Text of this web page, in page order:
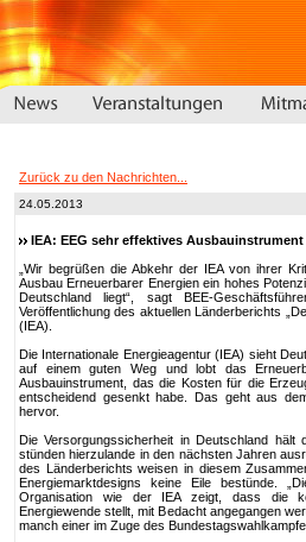
Zurück zu den Nachrichten...
24.05.2013
IEA: EEG sehr effektives
„Wir begrüßen die Abkehr der IEA von ihrer
Ausbau Erneuerbarer Energien ein hohes
Deutschland liegt“, sagt BEE-
Veröffentlichung des aktuellen Länderberichts
(IEA).
Die Internationale Energieagentur (IEA) sieht
auf einem guten Weg und lobt das
Ausbauinstrument, das die Kosten für die
entscheidend gesenkt habe. Das geht aus
hervor.
Die Versorgungssicherheit in Deutschland
stünden hierzulande in den nächsten Jahren
des Länderberichts weisen in diesem
Energiemarktdesigns keine Eile bestünde.
Organisation wie der IEA zeigt, dass die
Energiewende stellt, mit Bedacht angegangen
manch einer im Zuge des